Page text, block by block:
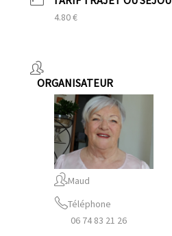
4.80 €
ORGANISATEUR
Maud
Téléphone
06 74 83 21 26